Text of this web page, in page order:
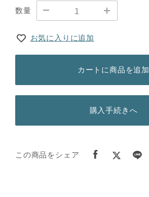
数量
お気に入りに追加
カートに商品を追加
購入手続きへ
この商品をシェア